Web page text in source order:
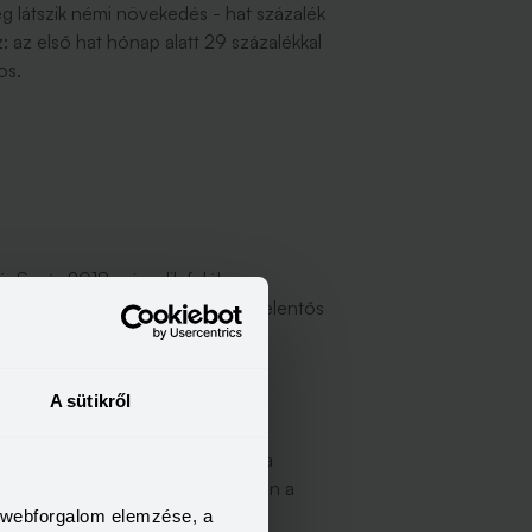
A sütikről
elemzése, a
látszik némi növekedés - hat százalék
első hat hónap alatt 29 százalékkal
S míg 2018 második felében a
mint 40 százalék volt. A jelentős
szívott el forrást az
a megugró kereslet révén a
százalékkal bővültek, miközben a
és a lakásárak esetében.